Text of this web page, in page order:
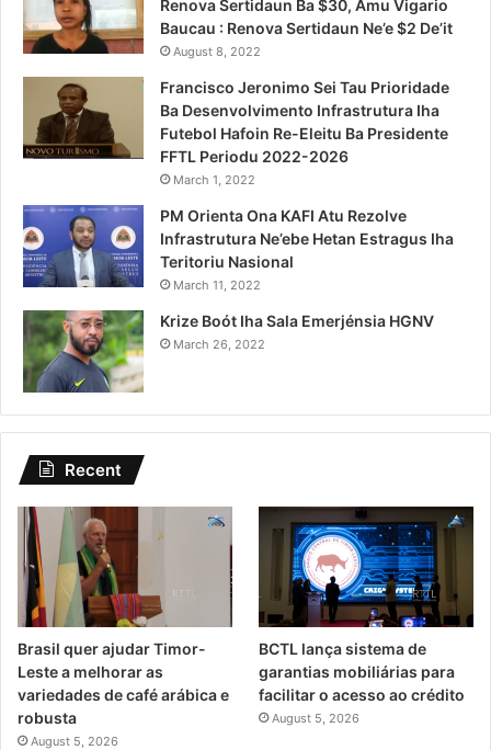
Renova Sertidaun Ba $30, Amu Vigario
Baucau : Renova Sertidaun Ne’e $2 De’it
August 8, 2022
Francisco Jeronimo Sei Tau Prioridade
Ba Desenvolvimento Infrastrutura Iha
Futebol Hafoin Re-Eleitu Ba Presidente
FFTL Periodu 2022-2026
March 1, 2022
PM Orienta Ona KAFI Atu Rezolve
Infrastrutura Ne’ebe Hetan Estragus Iha
Teritoriu Nasional
March 11, 2022
Krize Boót Iha Sala Emerjénsia HGNV
March 26, 2022
Recent
Brasil quer ajudar Timor-
Leste a melhorar as
variedades de café arábica e
robusta
August 5, 2026
BCTL lança sistema de
garantias mobiliárias para
facilitar o acesso ao crédito
August 5, 2026